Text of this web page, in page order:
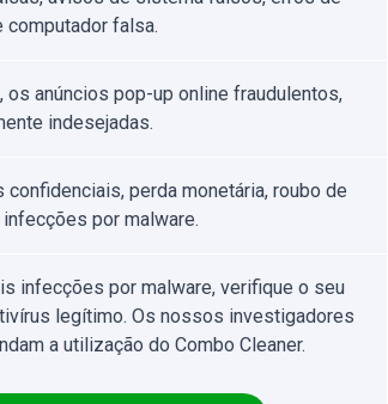
computador falsa.
anúncios pop-up online fraudulentos,
indesejadas.
perda monetária, roubo de
por malware.
infecções por malware, verifique o seu
legítimo. Os nossos investigadores
a utilização do Combo Cleaner.